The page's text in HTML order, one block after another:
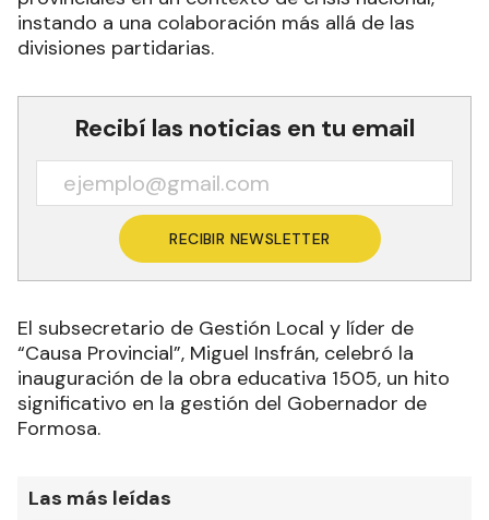
instando a una colaboración más allá de las
divisiones partidarias.
Recibí las noticias en tu email
RECIBIR NEWSLETTER
El subsecretario de Gestión Local y líder de
“Causa Provincial”, Miguel Insfrán, celebró la
inauguración de la obra educativa 1505, un hito
significativo en la gestión del Gobernador de
Formosa.
Las más leídas